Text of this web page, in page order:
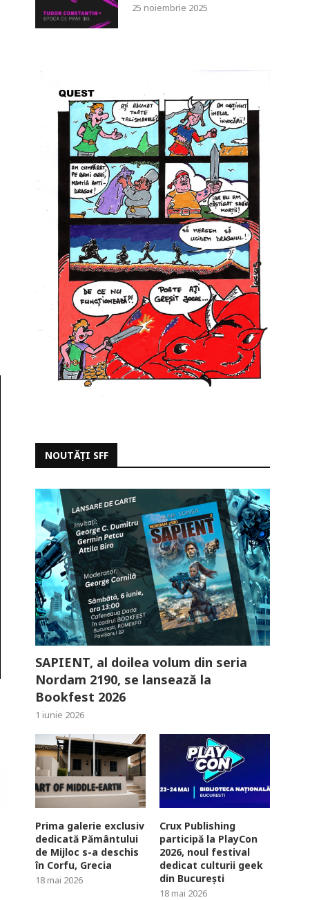
25 noiembrie 2025
NOUTĂȚI SFF
SAPIENT, al doilea volum din seria
Nordam 2190, se lansează la
Bookfest 2026
1 iunie 2026
Prima galerie exclusiv
dedicată Pământului
de Mijloc s-a deschis
în Corfu, Grecia
18 mai 2026
Crux Publishing
participă la PlayCon
2026, noul festival
dedicat culturii geek
din București
18 mai 2026